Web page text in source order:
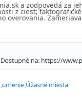
a zodpovedá za
z ciest;
overovania.
Dostupné na: https://
umenie Úžasné miesta